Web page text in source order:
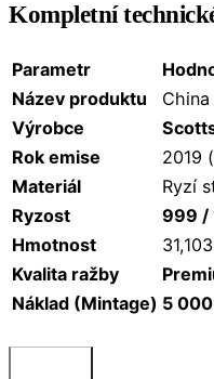
Kompletní
Parametr
Název produktu
Výrobce
Rok emise
2019
Materiál
Ryzí
Ryzost
999 /
Hmotnost
Kvalita ražby
Náklad (Mintage) 5